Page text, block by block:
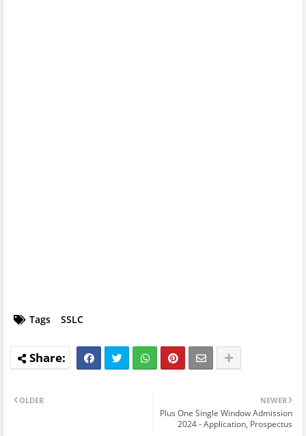
Tags SSLC
NEWER
Plus One Single Window Admission
2024 - Application, Prospectus
OLDER